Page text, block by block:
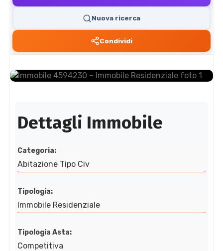
Nuova ricerca
Condividi
Dettagli Immobile
Categoria:
Abitazione Tipo Civ
Tipologia:
Immobile Residenziale
Tipologia Asta:
Competitiva